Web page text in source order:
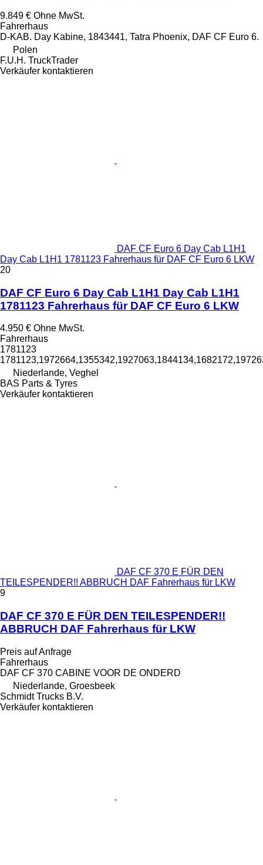
9.849 € Ohne MwSt.
Fahrerhaus
D-KAB. Day Kabine, 1843441, Tatra Phoenix, DAF CF Euro 6.
Polen
F.U.H. TruckTrader
Verkäufer kontaktieren
DAF CF Euro 6 Day Cab L1H1
Day Cab L1H1 1781123 Fahrerhaus für DAF CF Euro 6 LKW
20
DAF CF Euro 6 Day Cab L1H1 Day Cab L1H1
1781123 Fahrerhaus für DAF CF Euro 6 LKW
4.950 € Ohne MwSt.
Fahrerhaus
1781123
Niederlande, Veghel
BAS Parts & Tyres
Verkäufer kontaktieren
DAF CF 370 E FÜR DEN
TEILESPENDER!! ABBRUCH DAF Fahrerhaus für LKW
9
DAF CF 370 E FÜR DEN TEILESPENDER!!
ABBRUCH DAF Fahrerhaus für LKW
Preis auf Anfrage
Fahrerhaus
DAF CF 370 CABINE VOOR DE ONDERD
Niederlande, Groesbeek
Schmidt Trucks B.V.
Verkäufer kontaktieren